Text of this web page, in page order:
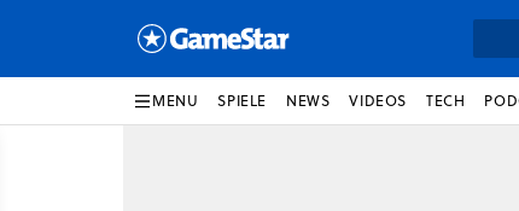
MENU SPIELE NEWS VIDEOS TECH